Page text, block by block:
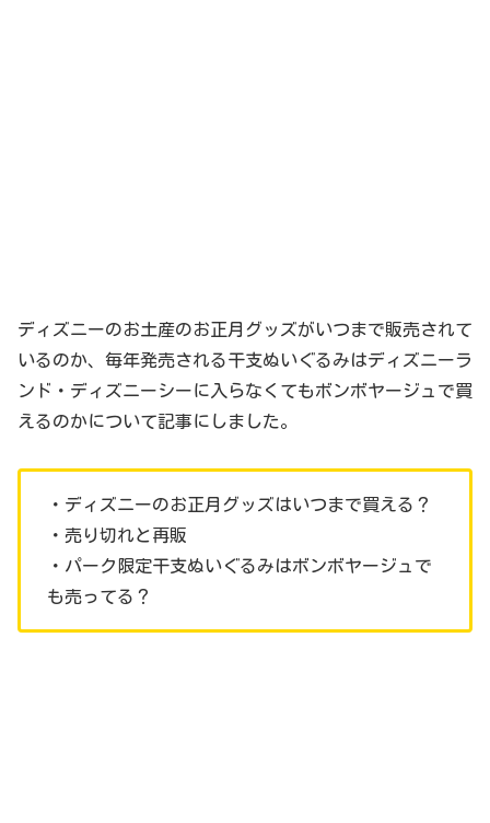
ディズニーのお土産のお正月グッズがいつまで販売されて
いるのか、毎年発売される干支ぬいぐるみはディズニーラ
ンド・ディズニーシーに入らなくてもボンボヤージュで買
えるのかについて記事にしました。
・ディズニーのお正月グッズはいつまで買える？
・売り切れと再販
・パーク限定干支ぬいぐるみはボンボヤージュで
も売ってる？